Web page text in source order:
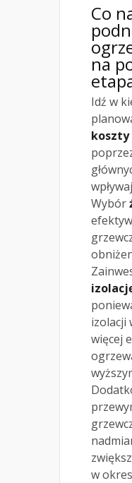
Co
na
Idź w
Wybór
izolacji
więcej
w